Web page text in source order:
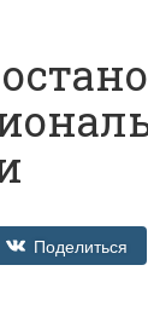
Поделиться